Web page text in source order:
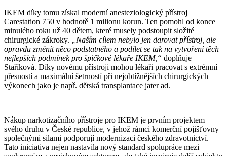
IKEM díky tomu získal moderní anesteziologický přístroj
Carestation 750 v hodnotě 1 milionu korun. Ten pomohl od konce
minulého roku už 40 dětem, které musely podstoupit složité
chirurgické zákroky.
„Naším cílem nebylo jen darovat přístroj, ale
opravdu změnit něco podstatného a podílet se tak na vytvoření těch
nejlepších podmínek pro špičkové lékaře IKEM,“ doplňuje
Staříková. Díky novému přístroji mohou lékaři pracovat s extrémní
přesností a maximální šetrností při nejobtížnějších chirurgických
výkonech jako je např. dětská transplantace jater ad.
Nákup narkotizačního přístroje pro IKEM je prvním projektem
svého druhu v České republice, v jehož rámci komerční pojišťovny
společnými silami podporují modernizaci českého zdravotnictví.
Tato iniciativa nejen nastavila nový standard spolupráce mezi